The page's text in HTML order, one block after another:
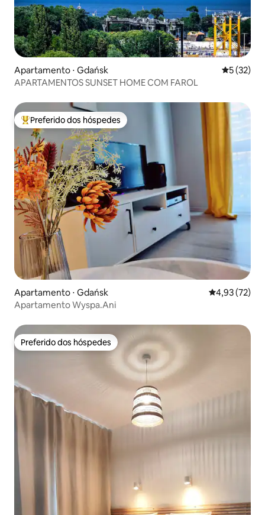
Apartamento ⋅ Gdańsk 5 de uma
5 (32)
APARTAMENTOS SUNSET HOME COM FAROL
Entre os melhores preferidos dos hóspedes
Preferido dos hóspedes
Apartamento ⋅ Gdańsk 4,93 de uma
4,93 (72)
Apartamento Wyspa.Ani
Preferido dos hóspedes
Preferido dos hóspedes